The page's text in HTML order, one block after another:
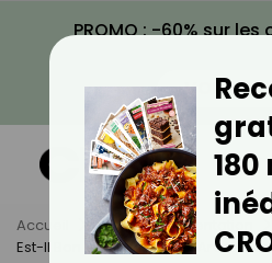
PROMO : -60% sur
VOIR LA
Accueil Actus
Alimentation
Est-Il Bon De Manger Des Arachides